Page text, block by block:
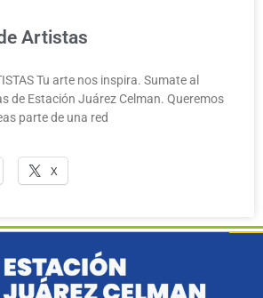
Artistas
Tu arte nos inspira. Sumate al
de Estación Juárez Celman. Queremos
parte de una red
X